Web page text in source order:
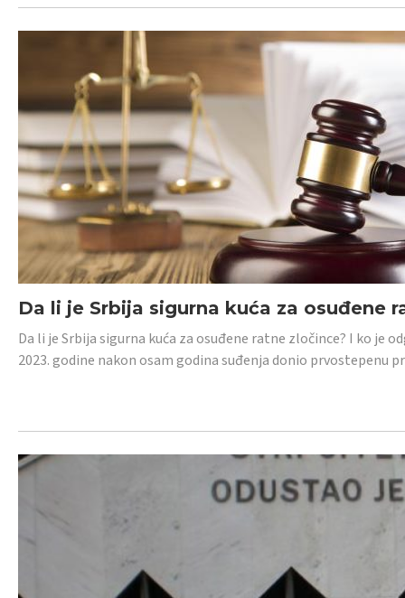
Da li je Srbija sigurna kuća za osuđene
Da li je Srbija sigurna kuća za osuđene ratne zločince? I ko je
2023. godine nakon osam godina suđenja donio prvostepenu